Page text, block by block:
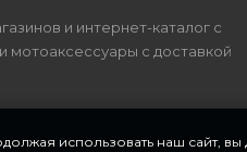
и интернет-каталог с
мотоаксессуары с доставкой
использовать наш сайт,